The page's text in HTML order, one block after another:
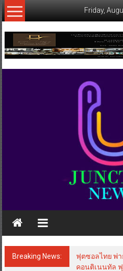
Skip
to
Friday,
เว็บ
ข่าว
Breaking News:
Guangzhou
การศึกษาที่พร้อ